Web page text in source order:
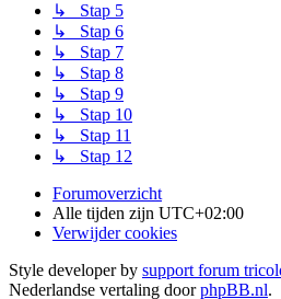
↳ Stap 5
↳ Stap 6
↳ Stap 7
↳ Stap 8
↳ Stap 9
↳ Stap 10
↳ Stap 11
↳ Stap 12
Forumoverzicht
Alle tijden zijn UTC+02:00
Verwijder cookies
Style developer by support forum
Nederlandse vertaling doorphpBB.nl.